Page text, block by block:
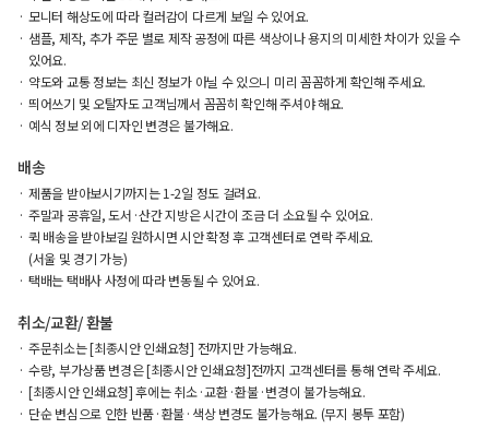
모니터 해상도에 따라 컬러감이 다르게 보일 수 있어요.
샘플, 제작, 추가 주문 별로 제작 공정에 따른 색상이나 용지의 미세한 차이가 있을 수
있어요.
약도와 교통 정보는 최신 정보가 아닐 수 있으니 미리 꼼꼼하게 확인해 주세요.
띄어쓰기 및 오탈자도 고객님께서 꼼꼼히 확인해 주셔야 해요.
예식 정보 외에 디자인 변경은 불가해요.
배송
제품을 받아보시기까지는 1-2일 정도 걸려요.
주말과 공휴일, 도서·산간 지방은 시간이 조금 더 소요될 수 있어요.
퀵 배송을 받아보길 원하시면 시안 확정 후 고객센터로 연락 주세요.
(서울 및 경기 가능)
택배는 택배사 사정에 따라 변동될 수 있어요.
취소/교환/ 환불
주문취소는 [최종시안 인쇄요청] 전까지만 가능해요.
수량, 부가상품 변경은 [최종시안 인쇄요청]전까지 고객센터를 통해 연락 주세요.
[최종시안 인쇄요청] 후에는 취소·교환·환불·변경이 불가능해요.
단순 변심으로 인한 반품·환불·색상 변경도 불가능해요. (무지 봉투 포함)